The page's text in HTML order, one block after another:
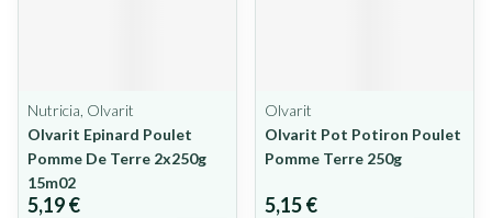
Nutricia, Olvarit
Olvarit Epinard Poulet
Pomme De Terre 2x250g
15m02
5,19 €
Olvarit
Olvarit Pot Potiron Poulet
Pomme Terre 250g
5,15 €